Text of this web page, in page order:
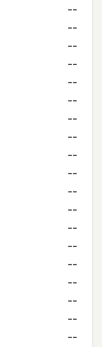
--
--
--
--
--
--
--
--
--
--
--
--
--
--
--
--
--
--
--